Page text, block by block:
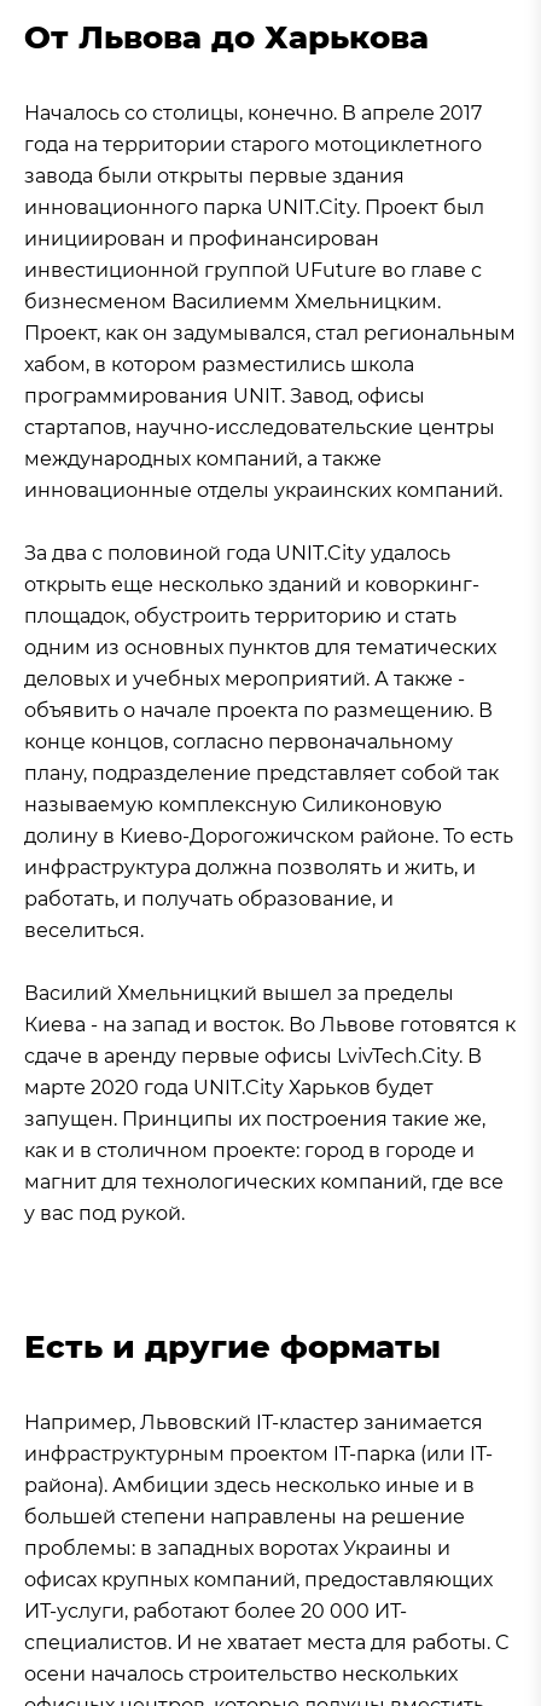
От Львова до Харькова
Началось со столицы, конечно. В апреле 2017
года на территории старого мотоциклетного
завода были открыты первые здания
инновационного парка UNIT.City. Проект был
инициирован и профинансирован
инвестиционной группой UFuture во главе с
бизнесменом Василиемм Хмельницким.
Проект, как он задумывался, стал региональным
хабом, в котором разместились школа
программирования UNIT. Завод, офисы
стартапов, научно-исследовательские центры
международных компаний, а также
инновационные отделы украинских компаний.
За два с половиной года UNIT.City удалось
открыть еще несколько зданий и коворкинг-
площадок, обустроить территорию и стать
одним из основных пунктов для тематических
деловых и учебных мероприятий. А также -
объявить о начале проекта по размещению. В
конце концов, согласно первоначальному
плану, подразделение представляет собой так
называемую комплексную Силиконовую
долину в Киево-Дорогожичском районе. То есть
инфраструктура должна позволять и жить, и
работать, и получать образование, и
веселиться.
Василий Хмельницкий вышел за пределы
Киева - на запад и восток. Во Львове готовятся к
сдаче в аренду первые офисы LvivTech.City. В
марте 2020 года UNIT.City Харьков будет
запущен. Принципы их построения такие же,
как и в столичном проекте: город в городе и
магнит для технологических компаний, где все
у вас под рукой.
Есть и другие форматы
Например, Львовский IT-кластер занимается
инфраструктурным проектом IT-парка (или IT-
района). Амбиции здесь несколько иные и в
большей степени направлены на решение
проблемы: в западных воротах Украины и
офисах крупных компаний, предоставляющих
ИТ-услуги, работают более 20 000 ИТ-
специалистов. И не хватает места для работы. С
осени началось строительство нескольких